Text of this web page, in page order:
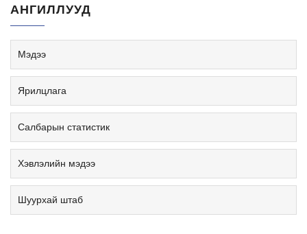
АНГИЛЛУУД
Мэдээ
Ярилцлага
Салбарын статистик
Хэвлэлийн мэдээ
Шуурхай штаб